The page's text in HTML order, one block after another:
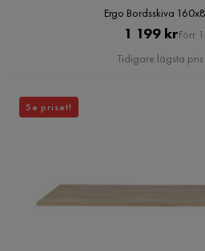
Ergo Bordsskiva
Pris
1 199 kr
Pris
Förr
Tidigare lägsta
Se priset!